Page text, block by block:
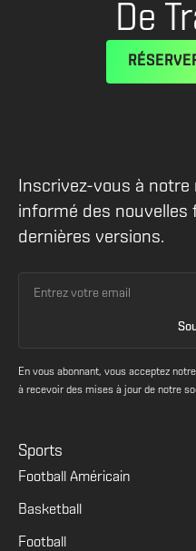
De
Inscrivez-vous à
informé des
dernières versions.
En vous abonnant, vous acceptez notre
à recevoir des mises à jour de notre
Sports
Football Américain
Basketball
Football